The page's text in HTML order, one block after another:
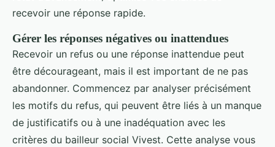
recevoir une réponse rapide.
Gérer les réponses négatives ou inattendues
Recevoir un refus ou une réponse inattendue peut
être décourageant, mais il est important de ne pas
abandonner. Commencez par analyser précisément
les motifs du refus, qui peuvent être liés à un manque
de justificatifs ou à une inadéquation avec les
critères du bailleur social Vivest. Cette analyse vous